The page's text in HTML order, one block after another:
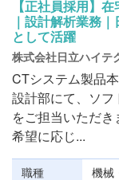
【正社員採用】
｜設計解析業務
として活躍
株式会社日立ハイテ
CTシステム製品
設計部にて、ソ
をご担当いただ
希望に応じ...
職種
機械